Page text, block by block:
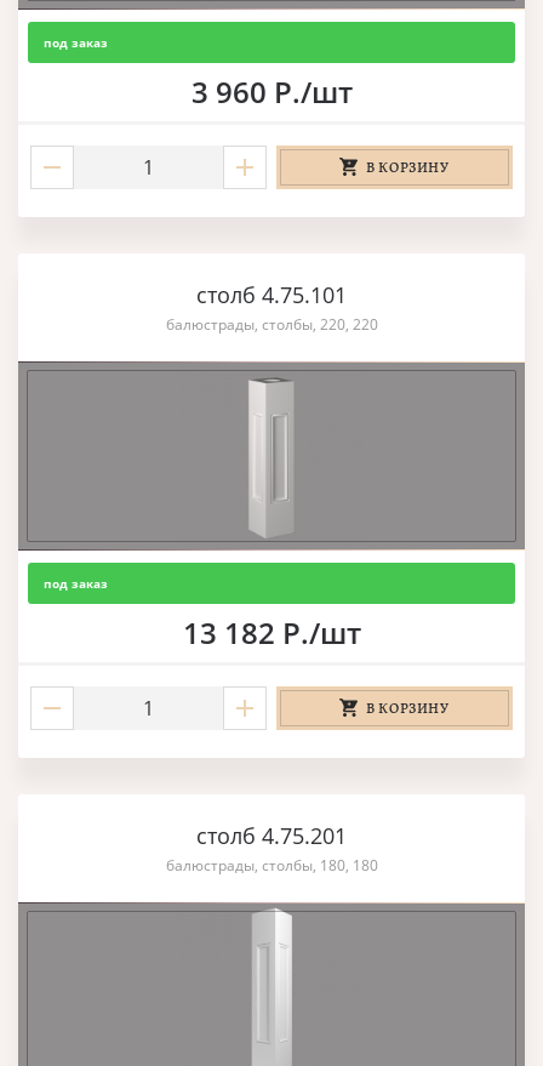
под заказ
3 960 Р./шт
В КОРЗИНУ
столб 4.75.101
балюстрады, столбы, 220, 220
под заказ
13 182 Р./шт
В КОРЗИНУ
столб 4.75.201
балюстрады, столбы, 180, 180